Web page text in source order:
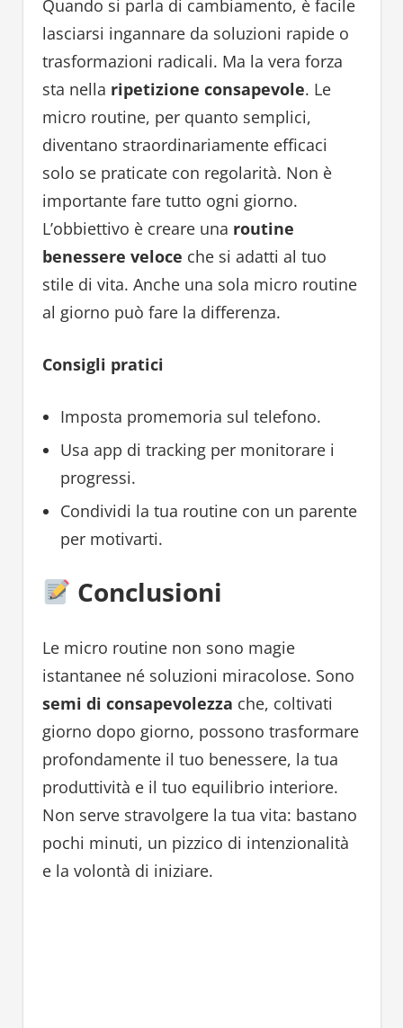
Quando si parla di cambiamento, è facile
lasciarsi ingannare da soluzioni rapide o
trasformazioni radicali. Ma la vera forza
sta nella ripetizione consapevole. Le
micro routine, per quanto semplici,
diventano straordinariamente efficaci
solo se praticate con regolarità. Non è
importante fare tutto ogni giorno.
L’obbiettivo è creare una routine
benessere veloce che si adatti al tuo
stile di vita. Anche una sola micro routine
al giorno può fare la differenza.
Consigli pratici
Imposta promemoria sul telefono.
Usa app di tracking per monitorare i
progressi.
Condividi la tua routine con un parente
per motivarti.
Conclusioni
Le micro routine non sono magie
istantanee né soluzioni miracolose. Sono
semi di consapevolezza che, coltivati
giorno dopo giorno, possono trasformare
profondamente il tuo benessere, la tua
produttività e il tuo equilibrio interiore.
Non serve stravolgere la tua vita: bastano
pochi minuti, un pizzico di intenzionalità
e la volontà di iniziare.